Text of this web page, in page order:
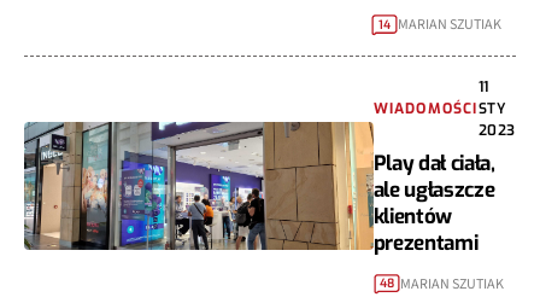
14 MARIAN SZUTIAK
WIADOMOŚCI
11
STY
2023
Play dał ciała,
ale ugłaszcze
klientów
prezentami
48 MARIAN SZUTIAK